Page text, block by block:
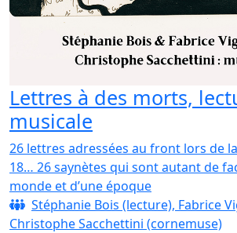
Lettres à des morts,
musicale
26 lettres adressées au front lors de
18… 26 saynètes qui sont autant de
monde et d’une époque
Stéphanie Bois (lecture), Fabrice
Christophe Sacchettini (cornemuse)